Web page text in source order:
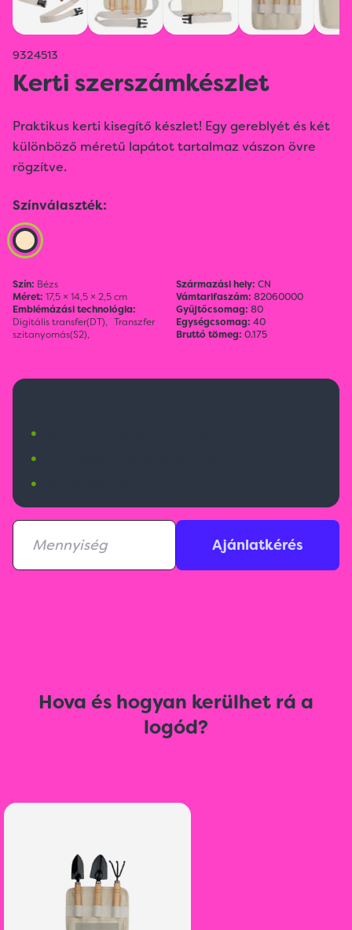
9324513
Kerti szerszámkészlet
Praktikus kerti kisegítő készlet! Egy gereblyét és két
különböző méretű lapátot tartalmaz vászon övre
rögzítve.
Színválaszték:
Szín: Bézs
Méret: 17,5 × 14,5 × 2,5 cm
Emblémázási technológia:
Digitális transfer(DT), Transzfer
szitanyomás(S2),
Származási hely: CN
Vámtarifaszám: 82060000
Gyűjtőcsomag: 80
Egységcsomag: 40
Bruttó tömeg: 0.175
•
•
•
Ajánlatkérés
Hova és hogyan kerülhet rá a
logód?